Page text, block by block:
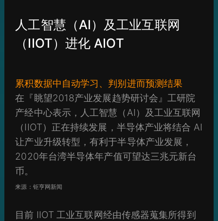
人工智慧（AI）及工业互联网
（IIOT）进化 AIOT
累积数据中自动学习、判别进而预测结果
在『眺望2018产业发展趋势研讨会』工研院
产经中心表示，人工智慧（AI）及工业互联网
（IIOT）正在持续发展，半导体产业将结合 AI
让产业升级转型，有利于半导体产业发展，
2020年台湾半导体年产值可望达三兆元新台
币。
来源：钜亨网新闻
目前 IIOT 工业互联网经由传感器蒐集所得到